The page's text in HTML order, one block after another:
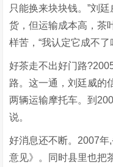
只能换来块块钱。”刘
货，但运输成本高，茶
样苦，“我认定它成不
好茶走不出好门路
路。这一通，刘廷威的
两辆运输摩托车。到
说。
好消息还不断。2007
意见》。同时县里也把